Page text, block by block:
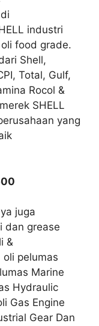
industri
food grade.
Shell,
Total, Gulf,
Rocol &
SHELL
yang
juga
dan grease
&
pelumas
Marine
Hydraulic
Gas Engine
Gear Dan